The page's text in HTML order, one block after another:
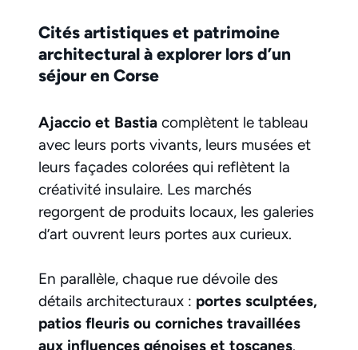
Cités artistiques et patrimoine
architectural à explorer lors d’un
séjour en Corse
Ajaccio et Bastia complètent le tableau
avec leurs ports vivants, leurs musées et
leurs façades colorées qui reflètent la
créativité insulaire. Les marchés
regorgent de produits locaux, les galeries
d’art ouvrent leurs portes aux curieux.
En parallèle, chaque rue dévoile des
détails architecturaux : portes sculptées,
patios fleuris ou corniches travaillées
aux influences génoises et toscanes.